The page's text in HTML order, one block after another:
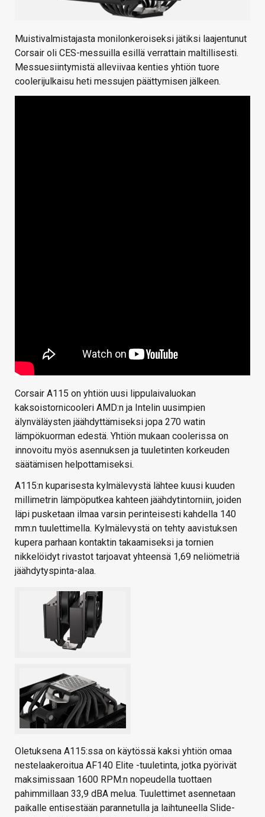
Muistivalmistajasta monilonkeroiseksi jätiksi laajentunut
Corsair oli CES-messuilla esillä verrattain maltillisesti.
Messuesiintymistä alleviivaa kenties yhtiön tuore
coolerijulkaisu heti messujen päättymisen jälkeen.
Corsair A115 on yhtiön uusi lippulaivaluokan
kaksoistornicooleri AMD:n ja Intelin uusimpien
älynväläysten jäähdyttämiseksi jopa 270 watin
lämpökuorman edestä. Yhtiön mukaan coolerissa on
innovoitu myös asennuksen ja tuuletinten korkeuden
säätämisen helpottamiseksi.
A115:n kuparisesta kylmälevystä lähtee kuusi kuuden
millimetrin lämpöputkea kahteen jäähdytintorniin, joiden
läpi pusketaan ilmaa varsin perinteisesti kahdella 140
mm:n tuulettimella. Kylmälevystä on tehty aavistuksen
kupera parhaan kontaktin takaamiseksi ja tornien
nikkelöidyt rivastot tarjoavat yhteensä 1,69 neliömetriä
jäähdytyspinta-alaa.
Oletuksena A115:ssa on käytössä kaksi yhtiön omaa
nestelaakeroitua AF140 Elite -tuuletinta, jotka pyörivät
maksimissaan 1600 RPM:n nopeudella tuottaen
pahimmillaan 33,9 dBA melua. Tuulettimet asennetaan
paikalle entisestään parannetulla ja laihtuneella Slide-